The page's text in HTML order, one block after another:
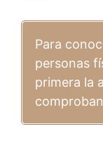
Para
personas
primera la